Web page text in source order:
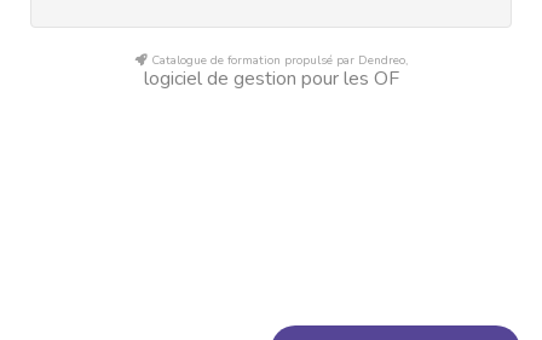
Catalogue de formation propulsé par Dendreo,
logiciel de gestion pour les OF